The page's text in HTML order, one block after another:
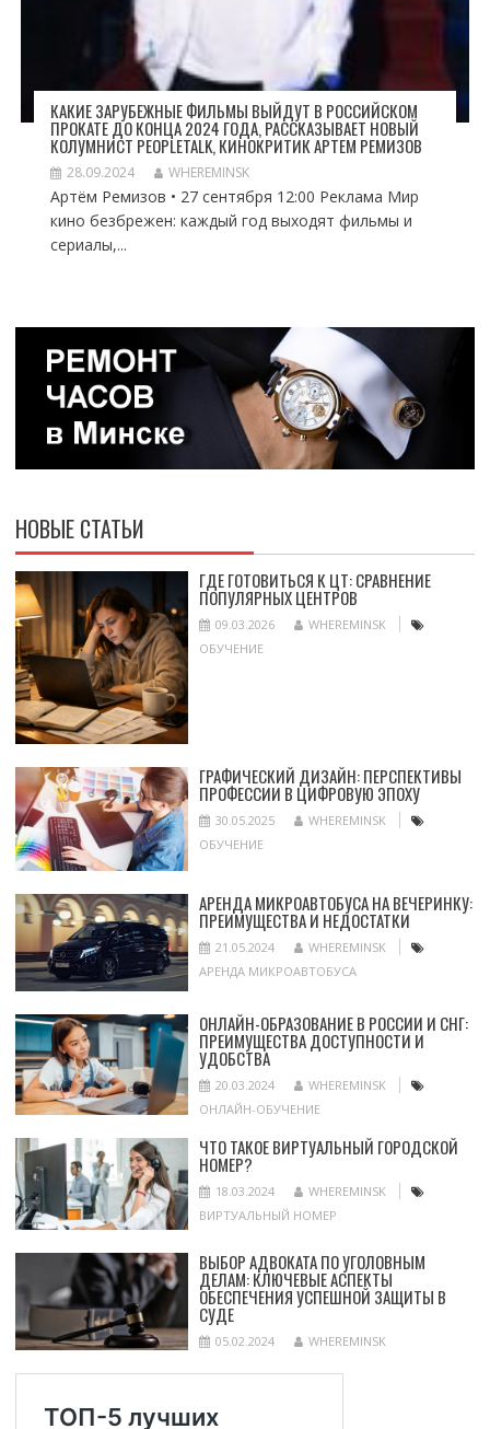
КАКИЕ ЗАРУБЕЖНЫЕ ФИЛЬМЫ ВЫЙДУТ В РОССИЙСКОМ
ПРОКАТЕ ДО КОНЦА 2024 ГОДА, РАССКАЗЫВАЕТ НОВЫЙ
КОЛУМНИСТ PEOPLETALK, КИНОКРИТИК АРТЕМ РЕМИЗОВ
28.09.2024 WHEREMINSK
Артём Ремизов • 27 сентября 12:00 Реклама Мир
кино безбрежен: каждый год выходят фильмы и
сериалы,...
НОВЫЕ СТАТЬИ
ГДЕ ГОТОВИТЬСЯ К ЦТ: СРАВНЕНИЕ
ПОПУЛЯРНЫХ ЦЕНТРОВ
09.03.2026
WHEREMINSK
ОБУЧЕНИЕ
ГРАФИЧЕСКИЙ ДИЗАЙН: ПЕРСПЕКТИВЫ
ПРОФЕССИИ В ЦИФРОВУЮ ЭПОХУ
30.05.2025
WHEREMINSK
ОБУЧЕНИЕ
АРЕНДА МИКРОАВТОБУСА НА ВЕЧЕРИНКУ:
ПРЕИМУЩЕСТВА И НЕДОСТАТКИ
21.05.2024
WHEREMINSK
АРЕНДА МИКРОАВТОБУСА
ОНЛАЙН-ОБРАЗОВАНИЕ В РОССИИ И СНГ:
ПРЕИМУЩЕСТВА ДОСТУПНОСТИ И
УДОБСТВА
20.03.2024
WHEREMINSK
ОНЛАЙН-ОБУЧЕНИЕ
ЧТО ТАКОЕ ВИРТУАЛЬНЫЙ ГОРОДСКОЙ
НОМЕР?
18.03.2024
WHEREMINSK
ВИРТУАЛЬНЫЙ НОМЕР
ВЫБОР АДВОКАТА ПО УГОЛОВНЫМ
ДЕЛАМ: КЛЮЧЕВЫЕ АСПЕКТЫ
ОБЕСПЕЧЕНИЯ УСПЕШНОЙ ЗАЩИТЫ В
СУДЕ
05.02.2024 WHEREMINSK